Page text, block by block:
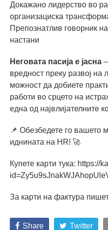
Докажано лидерство во
организациска
Препознатлив говорник
настани
Неговата пасија е јасна
вредност преку развој на
можност да добиете
работи во срцето на
една од највлијателните
📌 Обезбедете го вашето
иднината на HR! 🚀
Купете карти тука: https://
За карти на фактура
Share Twitter